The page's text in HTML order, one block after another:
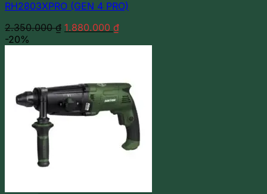
RH2803XPRO (GEN 4 PRO)
2.350.000₫ Giá
1.880.000 ₫Giá
-20%